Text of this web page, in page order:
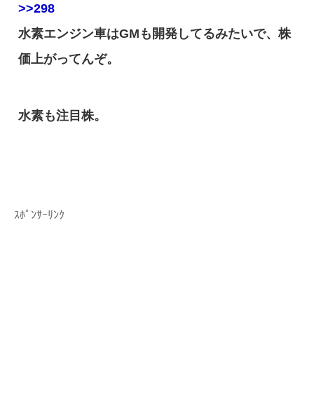
>>298
水素エンジン車はGMも開発してるみたいで、株
価上がってんぞ。
水素も注目株。
ｽﾎﾟﾝｻｰﾘﾝｸ